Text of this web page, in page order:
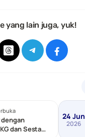
yang lain juga, yuk!
dengan
dan Sestama
24 Jun
2026